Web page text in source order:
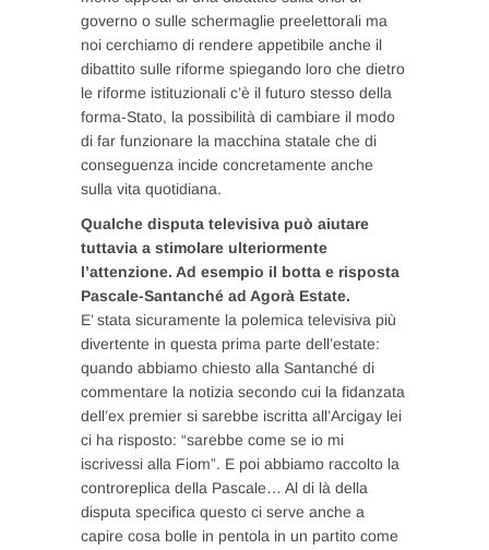
governo o sulle schermaglie preelettorali ma
noi cerchiamo di rendere appetibile anche il
dibattito sulle riforme spiegando loro che dietro
le riforme istituzionali c’è il futuro stesso della
forma-Stato, la possibilità di cambiare il modo
di far funzionare la macchina statale che di
conseguenza incide concretamente anche
sulla vita quotidiana.
Qualche disputa televisiva può aiutare
tuttavia a stimolare ulteriormente
l’attenzione. Ad esempio il botta e risposta
Pascale-Santanché ad Agorà Estate.
E’ stata sicuramente la polemica televisiva più
divertente in questa prima parte dell’estate:
quando abbiamo chiesto alla Santanché di
commentare la notizia secondo cui la fidanzata
dell’ex premier si sarebbe iscritta all’Arcigay lei
ci ha risposto: “sarebbe come se io mi
iscrivessi alla Fiom”. E poi abbiamo raccolto la
controreplica della Pascale… Al di là della
disputa specifica questo ci serve anche a
capire cosa bolle in pentola in un partito come